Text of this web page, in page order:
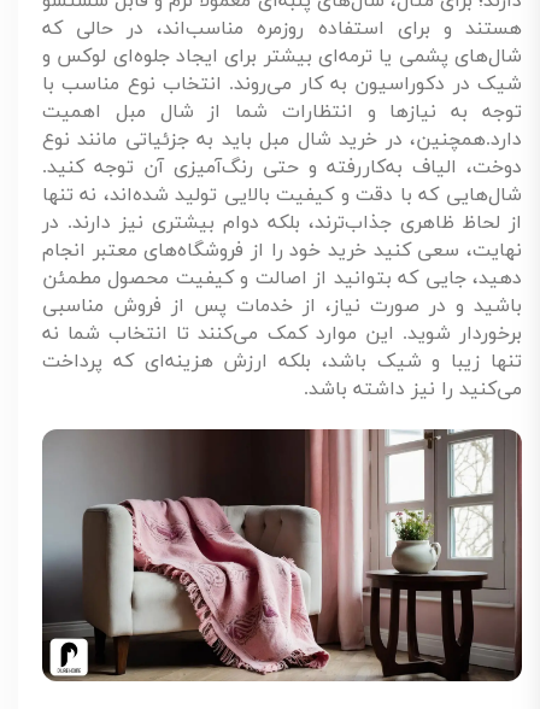
هستند و برای استفاده روزمره مناسب‌اند، در حالی که
شال‌های پشمی یا ترمه‌ای بیشتر برای ایجاد جلوه‌ای لوکس و
شیک در دکوراسیون به کار می‌روند. انتخاب نوع مناسب با
توجه به نیازها و انتظارات شما از شال مبل اهمیت
دارد.همچنین، در خرید شال مبل باید به جزئیاتی مانند نوع
دوخت، الیاف به‌کاررفته و حتی رنگ‌آمیزی آن توجه کنید.
شال‌هایی که با دقت و کیفیت بالایی تولید شده‌اند، نه تنها
از لحاظ ظاهری جذاب‌ترند، بلکه دوام بیشتری نیز دارند. در
نهایت، سعی کنید خرید خود را از فروشگاه‌های معتبر انجام
دهید، جایی که بتوانید از اصالت و کیفیت محصول مطمئن
باشید و در صورت نیاز، از خدمات پس از فروش مناسبی
برخوردار شوید. این موارد کمک می‌کنند تا انتخاب شما نه
تنها زیبا و شیک باشد، بلکه ارزش هزینه‌ای که پرداخت
می‌کنید را نیز داشته باشد.